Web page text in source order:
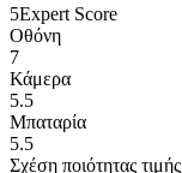
5Expert Score
Οθόνη
7
Κάμερα
5.5
Μπαταρία
5.5
Σχέση ποιότητας τιμής